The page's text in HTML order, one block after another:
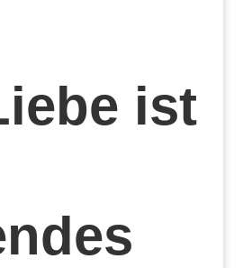
ist